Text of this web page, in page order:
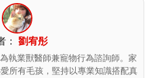
： 劉宥彤
執業獸醫師兼寵物行為諮詢師。家
所有毛孩，堅持以專業知識搭配真